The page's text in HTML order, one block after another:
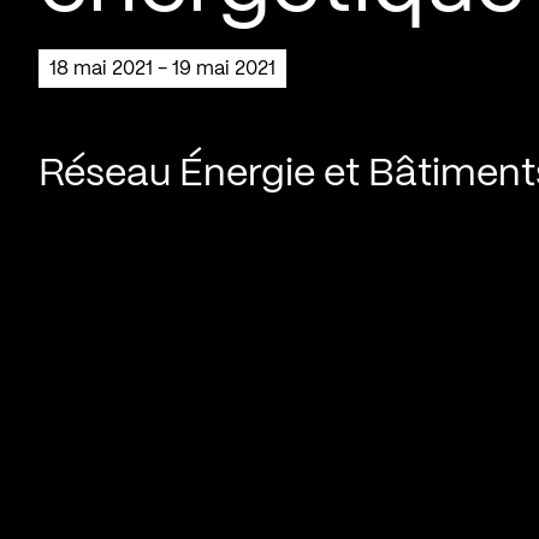
18 mai 2021 - 19 mai 2021
Réseau Énergie et